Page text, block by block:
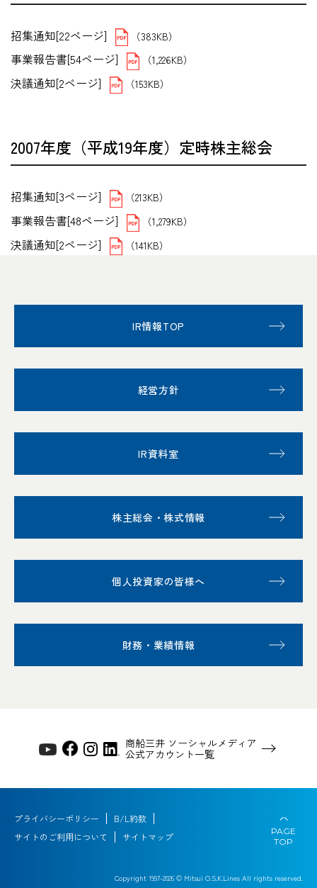
招集通知[22ページ] （383KB）
事業報告書[54ページ] （1,226KB）
決議通知[2ページ] （153KB）
2007年度（平成19年度）定時株主総会
招集通知[3ページ] （213KB）
事業報告書[48ページ] （1,279KB）
決議通知[2ページ] （141KB）
IR情報TOP
経営方針
IR資料室
株主総会・株式情報
個人投資家の皆様へ
財務・業績情報
商船三井 ソーシャルメディア
公式アカウント一覧
プライバシーポリシー
B/L約款
サイトのご利用について
サイトマップ
Copyright 1997-2026 © Mitsui O.S.K.Lines All rights reserved.
PAGE
TOP